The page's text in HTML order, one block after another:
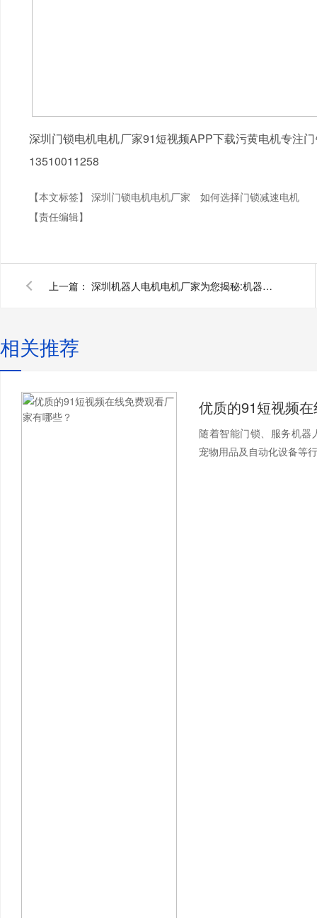
深圳门锁电机电机厂家91短视频APP下载污黄电机专注
13510011258
【本文标签】 深圳门锁电机电机厂家
如何选择门锁减速电机
【责任编辑】
上一篇： 深圳机器人电机电机厂家为您揭秘:机器人电机
相关推荐
随着智能门锁、服务机器
宠物用品及自动化设备等